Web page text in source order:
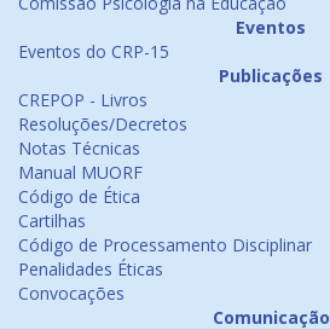
Eventos
Eventos do CRP-15
Publicações
CREPOP - Livros
Resoluções/Decretos
Notas Técnicas
Manual MUORF
Código de Ética
Cartilhas
Código de Processamento Disciplinar
Penalidades Éticas
Convocações
Comunicação